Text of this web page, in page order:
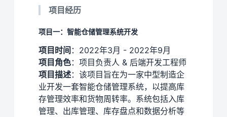
项目经历
项目一：智能仓储管理系统开发
项目时间 ：2022年3月 - 2022年9月
项目角色：项目负责人 & 后端开发工程师
项目描述：该项目旨在为一家中型制造企
业开发一套智能仓储管理系统，以提高库
存管理效率和货物周转率。系统包括入库
管理、出库管理、库存盘点和数据分析等